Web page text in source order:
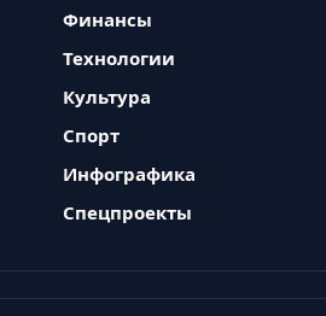
Финансы
Технологии
Культура
Спорт
Инфографика
Спецпроекты